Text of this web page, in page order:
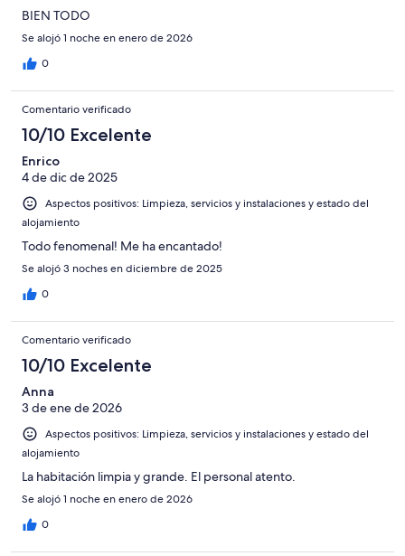
BIEN TODO
Se alojó 1 noche en enero de 2026
0
Comentario verificado
10/10 Excelente
Enrico
4 de dic de 2025
Aspectos positivos: Limpieza, servicios y instalaciones y estado del
alojamiento
Todo fenomenal! Me ha encantado!
Se alojó 3 noches en diciembre de 2025
0
Comentario verificado
10/10 Excelente
Anna
3 de ene de 2026
Aspectos positivos: Limpieza, servicios y instalaciones y estado del
alojamiento
La habitación limpia y grande. El personal atento.
Se alojó 1 noche en enero de 2026
0